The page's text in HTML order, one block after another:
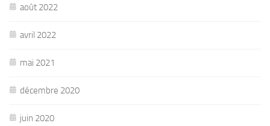
août 2022
avril 2022
mai 2021
décembre 2020
juin 2020